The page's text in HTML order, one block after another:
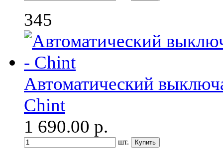
345
Автоматический
Chint
1 690.00 р.
шт.